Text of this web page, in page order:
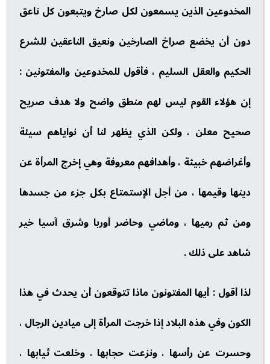
المخدوعين الذين يسمعون لكل صارخ ويتبعون كل ناعق
دون أن يخضع صراخ الصارخين ونعيق الناعقين للشرع
الحكيم والعقل السليم ، فأقول للمخدوعين والمفتونين :
إن هؤلاء القوم ليس لهم منطق واضح ولا هدف صريح
صحيح معلن ، ولكن الذي يظهر لنا أن نواياهم سيئة
وأغراضهم خبيثة ، وأهدافهم معروفة وهي إخرج المرأة عن
دينها وقيمها ، من أجل الإستمتاع بكل جزء من جسدها
ومن ثم رميها ، وماضي وحاضر أوربا وشرق آسيا خير
شاهد على ذلك .
لذا أقول : أيها المفتونون ماذا تتوقعون أن يحدث في هذا
الكون وفي هذه البلاد إذا خرجت المرأة إلى ميادين الرجال ،
وحسرت عن رأسها ، ونزعت حجابها ، وخلعت ثيابها ،